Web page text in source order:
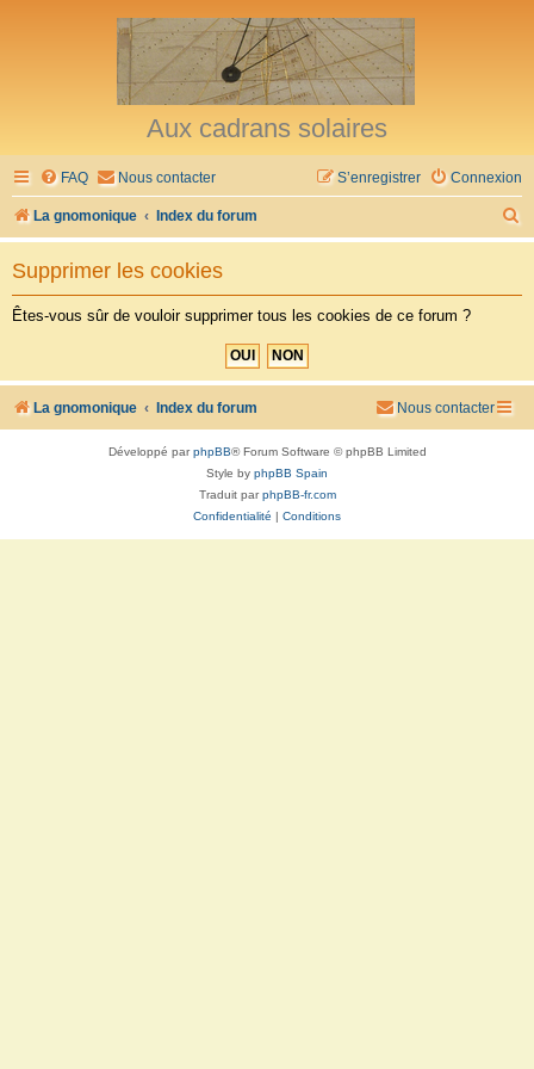
Aux cadrans solaires
FAQ Nous contacter Connexion
S’enregistrer
La gnomonique Index du forum
e
h
Supprimer les cookies
Êtes-vous sûr de vouloir supprimer tous les cookies de ce forum ?
La gnomonique Index du forum Nous contacter
Développé parphpBB® Forum Software © phpBB Limited
Style by phpBB Spain
Traduit parphpBB-fr.com
Confidentialité | Conditions